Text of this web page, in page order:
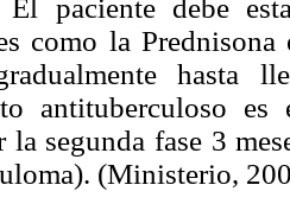
El paciente debe
como la
hasta
antituberculoso
la segunda fase 3
(Ministerio,